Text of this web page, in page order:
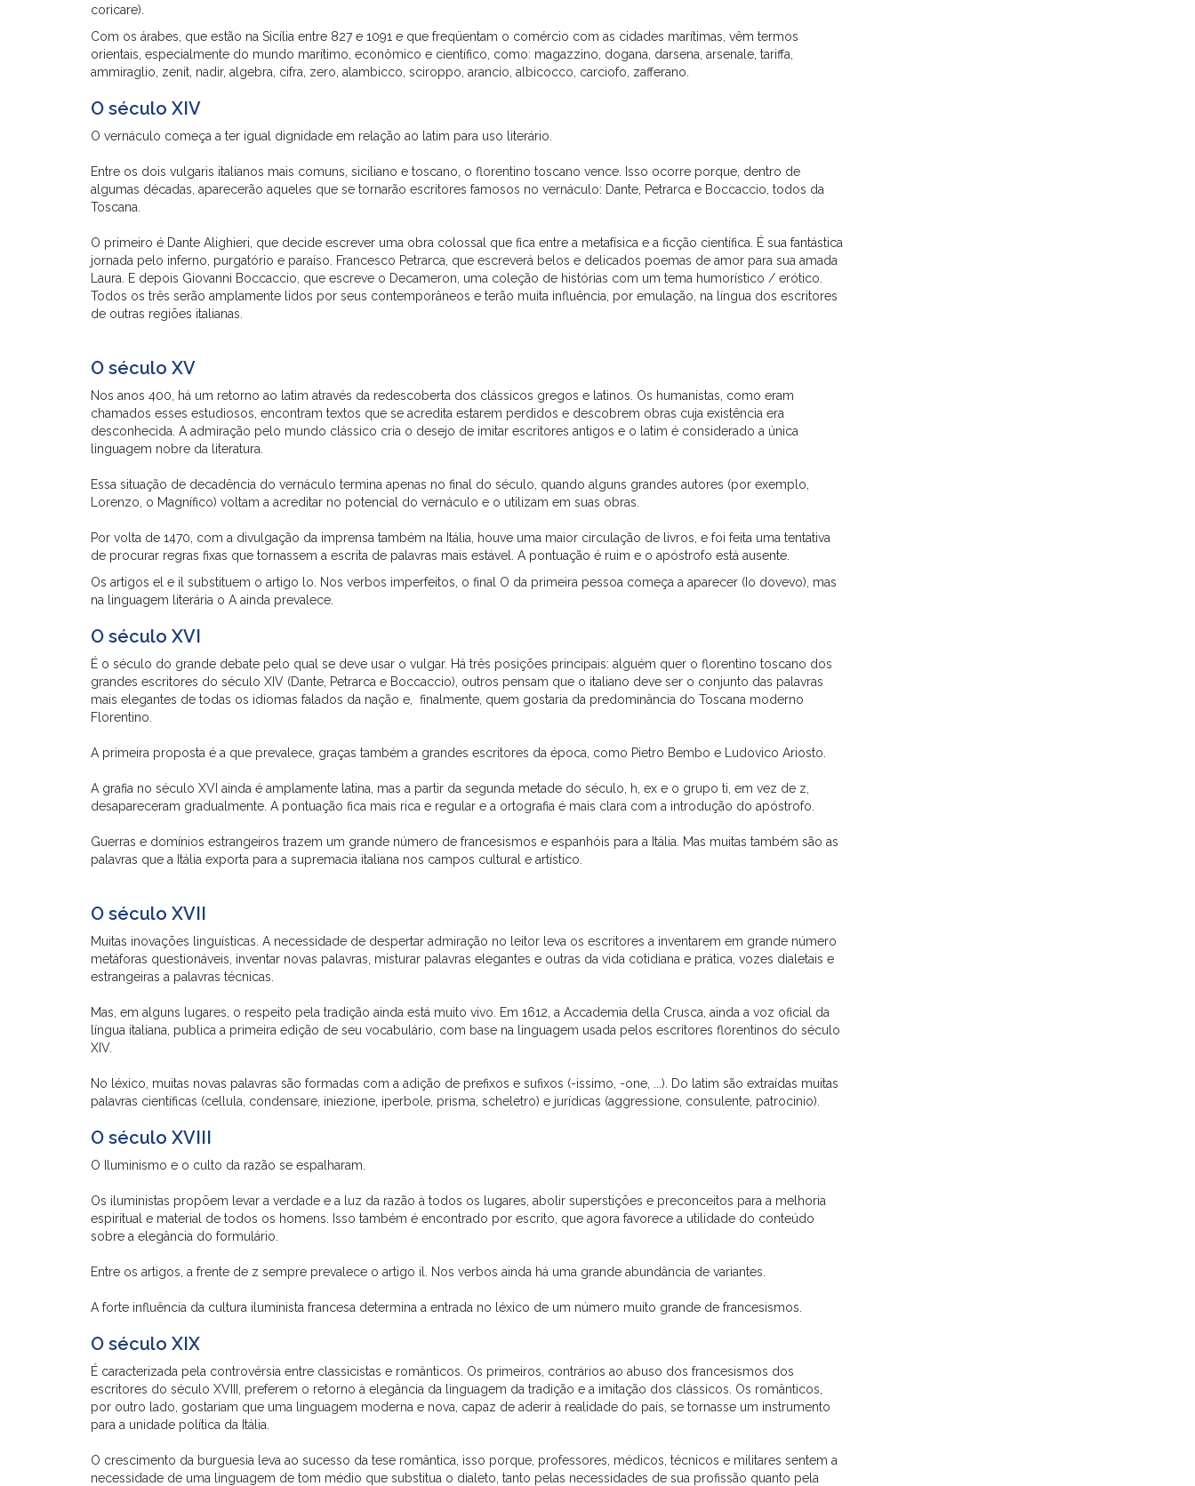
coricare).
Com os árabes, que estão na Sicília entre 827 e 1091 e que freqüentam o comércio com as cidades marítimas, vêm termos
orientais, especialmente do mundo marítimo, econômico e científico, como: magazzino, dogana, darsena, arsenale, tariffa,
ammiraglio, zenit, nadir, algebra, cifra, zero, alambicco, sciroppo, arancio, albicocco, carciofo, zafferano.
O século XIV
O vernáculo começa a ter igual dignidade em relação ao latim para uso literário.
Entre os dois vulgaris italianos mais comuns, siciliano e toscano, o florentino toscano vence. Isso ocorre porque, dentro de
algumas décadas, aparecerão aqueles que se tornarão escritores famosos no vernáculo: Dante, Petrarca e Boccaccio, todos da
Toscana.
O primeiro é Dante Alighieri, que decide escrever uma obra colossal que fica entre a metafísica e a ficção científica. É sua fantástica
jornada pelo inferno, purgatório e paraíso. Francesco Petrarca, que escreverá belos e delicados poemas de amor para sua amada
Laura. E depois Giovanni Boccaccio, que escreve o Decameron, uma coleção de histórias com um tema humorístico / erótico.
Todos os três serão amplamente lidos por seus contemporâneos e terão muita influência, por emulação, na língua dos escritores
de outras regiões italianas.
O século XV
Nos anos 400, há um retorno ao latim através da redescoberta dos clássicos gregos e latinos. Os humanistas, como eram
chamados esses estudiosos, encontram textos que se acredita estarem perdidos e descobrem obras cuja existência era
desconhecida. A admiração pelo mundo clássico cria o desejo de imitar escritores antigos e o latim é considerado a única
linguagem nobre da literatura.
Essa situação de decadência do vernáculo termina apenas no final do século, quando alguns grandes autores (por exemplo,
Lorenzo, o Magnífico) voltam a acreditar no potencial do vernáculo e o utilizam em suas obras.
Por volta de 1470, com a divulgação da imprensa também na Itália, houve uma maior circulação de livros, e foi feita uma tentativa
de procurar regras fixas que tornassem a escrita de palavras mais estável. A pontuação é ruim e o apóstrofo está ausente.
Os artigos el e il substituem o artigo lo. Nos verbos imperfeitos, o final O da primeira pessoa começa a aparecer (Io dovevo), mas
na linguagem literária o A ainda prevalece.
O século XVI
É o século do grande debate pelo qual se deve usar o vulgar. Há três posições principais: alguém quer o florentino toscano dos
grandes escritores do século XIV (Dante, Petrarca e Boccaccio), outros pensam que o italiano deve ser o conjunto das palavras
mais elegantes de todas os idiomas falados da nação e, finalmente, quem gostaria da predominância do Toscana moderno
Florentino.
A primeira proposta é a que prevalece, graças também a grandes escritores da época, como Pietro Bembo e Ludovico Ariosto.
A grafia no século XVI ainda é amplamente latina, mas a partir da segunda metade do século, h, ex e o grupo ti, em vez de z,
desapareceram gradualmente. A pontuação fica mais rica e regular e a ortografia é mais clara com a introdução do apóstrofo.
Guerras e domínios estrangeiros trazem um grande número de francesismos e espanhóis para a Itália. Mas muitas também são as
palavras que a Itália exporta para a supremacia italiana nos campos cultural e artístico.
O século XVII
Muitas inovações linguísticas. A necessidade de despertar admiração no leitor leva os escritores a inventarem em grande número
metáforas questionáveis, inventar novas palavras, misturar palavras elegantes e outras da vida cotidiana e prática, vozes dialetais e
estrangeiras a palavras técnicas.
Mas, em alguns lugares, o respeito pela tradição ainda está muito vivo. Em 1612, a Accademia della Crusca, ainda a voz oficial da
língua italiana, publica a primeira edição de seu vocabulário, com base na linguagem usada pelos escritores florentinos do século
XIV.
No léxico, muitas novas palavras são formadas com a adição de prefixos e sufixos (-issimo, -one, ...). Do latim são extraídas muitas
palavras científicas (cellula, condensare, iniezione, iperbole, prisma, scheletro) e jurídicas (aggressione, consulente, patrocinio).
O século XVIII
O Iluminismo e o culto da razão se espalharam.
Os iluministas propõem levar a verdade e a luz da razão à todos os lugares, abolir superstições e preconceitos para a melhoria
espiritual e material de todos os homens. Isso também é encontrado por escrito, que agora favorece a utilidade do conteúdo
sobre a elegância do formulário.
Entre os artigos, a frente de z sempre prevalece o artigo il. Nos verbos ainda há uma grande abundância de variantes.
A forte influência da cultura iluminista francesa determina a entrada no léxico de um número muito grande de francesismos.
O século XIX
É caracterizada pela controvérsia entre classicistas e românticos. Os primeiros, contrários ao abuso dos francesismos dos
escritores do século XVIII, preferem o retorno à elegância da linguagem da tradição e a imitação dos clássicos. Os românticos,
por outro lado, gostariam que uma linguagem moderna e nova, capaz de aderir à realidade do país, se tornasse um instrumento
para a unidade política da Itália.
O crescimento da burguesia leva ao sucesso da tese romântica, isso porque, professores, médicos, técnicos e militares sentem a
necessidade de uma linguagem de tom médio que substitua o dialeto, tanto pelas necessidades de sua profissão quanto pela